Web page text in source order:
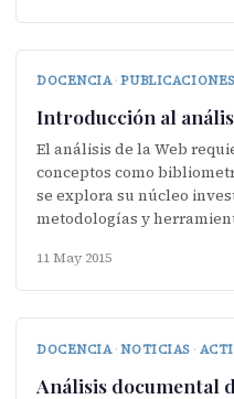
DOCENCIA · PUBLICACIONES
Introducción al
El análisis de la Web
conceptos como
se explora su núcleo
metodologías y
11 May 2015
DOCENCIA · NOTICIAS ·
Análisis documental